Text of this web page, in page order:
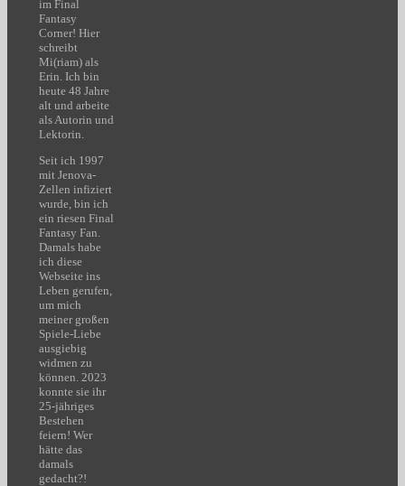
im Final
Fantasy
Corner! Hier
schreibt
Mi(riam) als
Erin. Ich bin
heute 48 Jahre
alt und arbeite
als Autorin und
Lektorin.
Seit ich 1997
mit Jenova-
Zellen infiziert
wurde, bin ich
ein riesen Final
Fantasy Fan.
Damals habe
ich diese
Webseite ins
Leben gerufen,
um mich
meiner großen
Spiele-Liebe
ausgiebig
widmen zu
können. 2023
konnte sie ihr
25-jähriges
Bestehen
feiern! Wer
hätte das
damals
gedacht?!